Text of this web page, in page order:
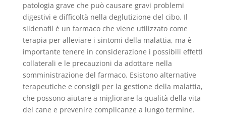
patologia grave che può causare gravi problemi
digestivi e difficoltà nella deglutizione del cibo. Il
sildenafil è un farmaco che viene utilizzato come
terapia per alleviare i sintomi della malattia, ma è
importante tenere in considerazione i possibili effetti
collaterali e le precauzioni da adottare nella
somministrazione del farmaco. Esistono alternative
terapeutiche e consigli per la gestione della malattia,
che possono aiutare a migliorare la qualità della vita
del cane e prevenire complicanze a lungo termine.